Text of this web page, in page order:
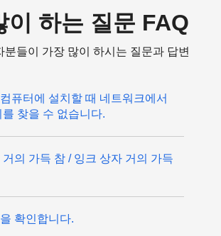
이 하는 질문 FAQ
분들이 가장 많이 하시는 질문과 답변
퓨터에 설치할 때 네트워크에서
를 찾을 수 없습니다.
의 가득 참 / 잉크 상자 거의 가득
확인합니다.